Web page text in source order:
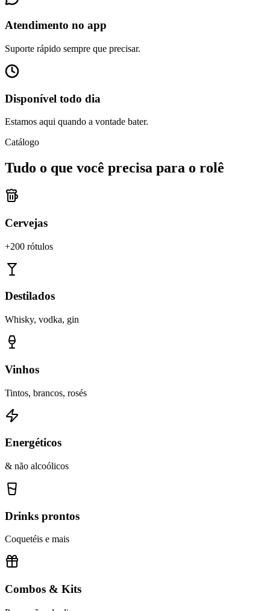
Atendimento no app
Suporte rápido sempre que precisar.
Disponível todo dia
Estamos aqui quando a vontade bater.
Catálogo
Tudo o que você precisa para o rolê
Cervejas
+200 rótulos
Destilados
Whisky, vodka, gin
Vinhos
Tintos, brancos, rosés
Energéticos
& não alcoólicos
Drinks prontos
Coquetéis e mais
Combos & Kits